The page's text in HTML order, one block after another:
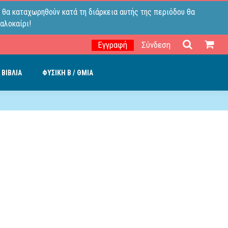
καταχωρηθούν κατά τη διάρκεια αυτής της περιόδου θα
Εγγραφή Σύνδεση
ΦΥΣΙΚΗ B / ΘΜΙΑ